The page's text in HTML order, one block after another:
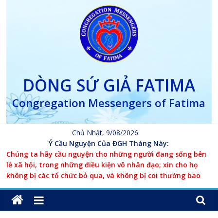
DÒNG SỨ GIẢ FATIMA
Congregation Messengers of Fatima
Chủ Nhật, 9/08/2026
Ý Cầu Nguyện Của ĐGH Tháng Này:
Chúng ta hãy cầu nguyện cho những người đang sống bên
lề xã hội, trong những điều kiện vô nhân đạo; xin cho họ
không bị các tổ chức bỏ qua, và không bị coi thường bao
giờ.